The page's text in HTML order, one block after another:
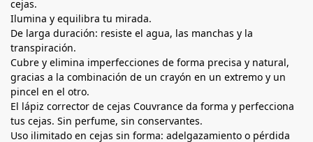
cejas.
Ilumina y equilibra tu mirada.
De larga duración: resiste el agua, las manchas y la
transpiración.
Cubre y elimina imperfecciones de forma precisa y natural,
gracias a la combinación de un crayón en un extremo y un
pincel en el otro.
El lápiz corrector de cejas Couvrance da forma y perfecciona
tus cejas. Sin perfume, sin conservantes.
Uso ilimitado en cejas sin forma: adelgazamiento o pérdida